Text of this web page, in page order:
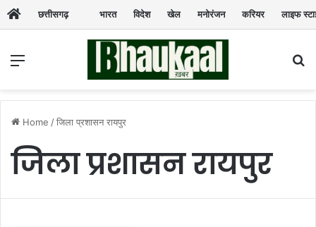
छत्तीसगढ़ भारत विदेश खेल मनोरंजन करियर लाइफ
Menu
Home /जिला प्रशासन रायपुर
जिला प्रशासन रायपुर